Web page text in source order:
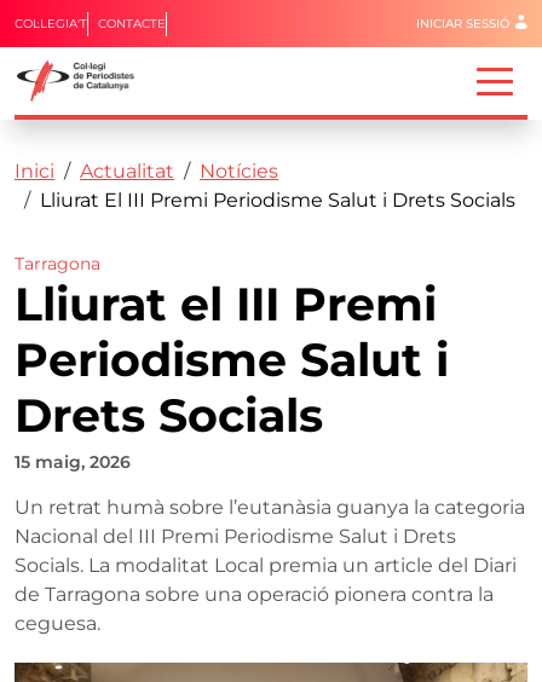
Vés al contingut
Capçalera
COL·LEGIA'T CONTACTE Menú del
INICIAR SESSIÓ
Fil d'ariadna
Inici Actualitat
Notícies
Lliurat El III Premi Periodisme Salut i Drets Socials
Tarragona
Lliurat el III Premi
Periodisme Salut i
Drets Socials
15 maig, 2026
Un retrat humà sobre l’eutanàsia guanya la categoria
Nacional del III Premi Periodisme Salut i Drets
Socials. La modalitat Local premia un article del Diari
de Tarragona sobre una operació pionera contra la
ceguesa.